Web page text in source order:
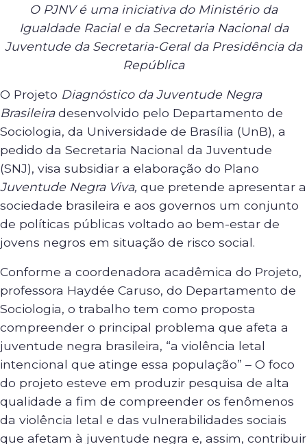
O PJNV é uma iniciativa do Ministério da
Igualdade Racial e da Secretaria Nacional da
Juventude da Secretaria-Geral da Presidência da
República
O Projeto Diagnóstico da Juventude Negra
Brasileiradesenvolvido pelo Departamento de
Sociologia, da Universidade de Brasília (UnB), a
pedido da Secretaria Nacional da Juventude
(SNJ), visa subsidiar a elaboração do Plano
Juventude Negra Viva, que pretende apresentar a
sociedade brasileira e aos governos um conjunto
de políticas públicas voltado ao bem-estar de
jovens negros em situação de risco social.
Conforme a coordenadora acadêmica do Projeto,
professora Haydée Caruso, do Departamento de
Sociologia, o trabalho tem como proposta
compreender o principal problema que afeta a
juventude negra brasileira, “a violência letal
intencional que atinge essa população” – O foco
do projeto esteve em produzir pesquisa de alta
qualidade a fim de compreender os fenômenos
da violência letal e das vulnerabilidades sociais
que afetam à juventude negra e, assim, contribuir